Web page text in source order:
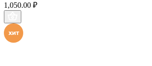
1,050.00 ₽